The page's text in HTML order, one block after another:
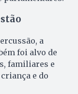
a
foi alvo de
familiares e
e do